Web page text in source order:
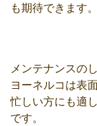
も期待できます。
メンテナンスの
ヨーネルコは表
忙しい方にも適
です。